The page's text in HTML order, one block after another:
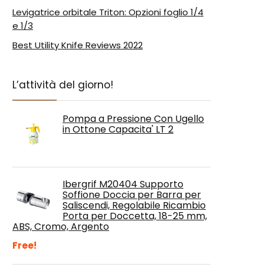
Levigatrice orbitale Triton: Opzioni foglio 1/4
e 1/3
Best Utility Knife Reviews 2022
L’attività del giorno!
Pompa a Pressione Con Ugello
in Ottone Capacita' LT 2
Ibergrif M20404 Supporto
Soffione Doccia per Barra per
Saliscendi, Regolabile Ricambio
Porta per Doccetta, 18-25 mm,
ABS, Cromo, Argento
Free!